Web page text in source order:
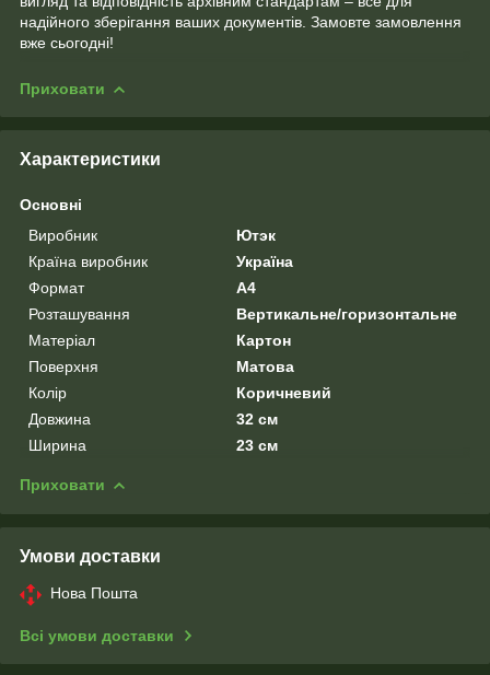
надійного зберігання ваших документів. Замовте замовлення
вже сьогодні!
Приховати
Характеристики
Основні
Виробник
Ютэк
Країна виробник
Україна
Формат
A4
Розташування
Вертикальне/горизонтальне
Матеріал
Картон
Поверхня
Матова
Колір
Коричневий
Довжина
32 см
Ширина
23 см
Приховати
Умови доставки
Нова Пошта
Всі умови доставки